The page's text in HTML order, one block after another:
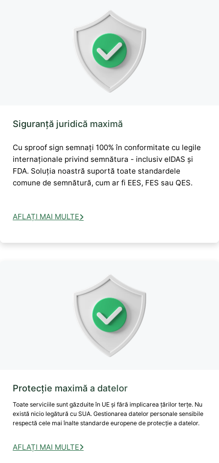
Siguranță juridică maximă
Cu sproof sign semnați 100% în conformitate cu legile
internaționale privind semnătura - inclusiv eIDAS și
FDA. Soluția noastră suportă toate standardele
comune de semnătură, cum ar fi EES, FES sau QES.
AFLAȚI MAI MULTE
Protecție maximă a datelor
Toate serviciile sunt găzduite în UE și fără implicarea țărilor terțe. Nu
există nicio legătură cu SUA. Gestionarea datelor personale sensibile
respectă cele mai înalte standarde europene de protecție a datelor.
AFLAȚI MAI MULTE